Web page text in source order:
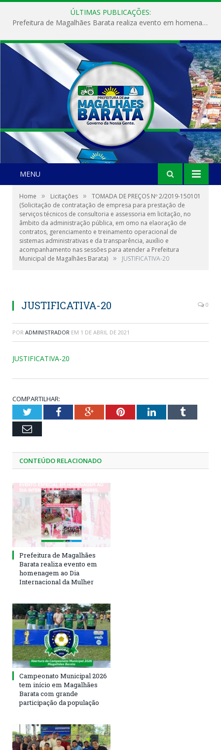
ÚLTIMAS PUBLICAÇÕES:
Prefeitura de Magalhães Barata realiza evento em homenagem ao Dia Internacional da Mulher
MENU
Home » Licitações »
TOMADA DE PREÇOS Nº 2/2019-150101
(Solicitação de contratação de empresa para prestação de
serviços técnicos de consultoria e assessoria em licitação, no
âmbito da administração pública, em omo na elaoração de
contratos, gerenciamento e treinamento operacional de
sistemas administrativas e da transparência, auxílio e
acompanhamento nas sessões para atender a Prefeitura
Municipal de Magalhães Barata) » JUSTIFICATIVA-20
JUSTIFICATIVA-20 0
POR ADMINISTRADOR EM 1 DE ABRIL DE 2021
JUSTIFICATIVA-20
COMPARTILHAR:
TwitterFacebookGoogle+PinterestLinkedInTumblr
Email
CONTEÚDO RELACIONADO
Prefeitura de Magalhães
Barata realiza evento em
homenagem ao Dia
Internacional da Mulher
Campeonato Municipal 2026
tem início em Magalhães
Barata com grande
participação da população